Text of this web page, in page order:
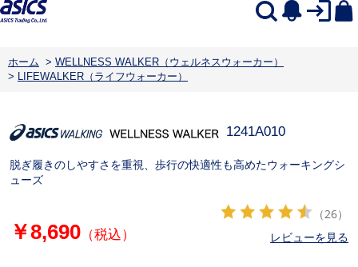
ホーム > WELLNESS WALKER（ウェルネスウォーカー）
> LIFEWALKER（ライフウォーカー）
1241A010
脱ぎ履きのしやすさを重視、歩行の快適性も高めたウォーキングシ
ューズ
￥8,690（税込）
（26）
レビューを見る